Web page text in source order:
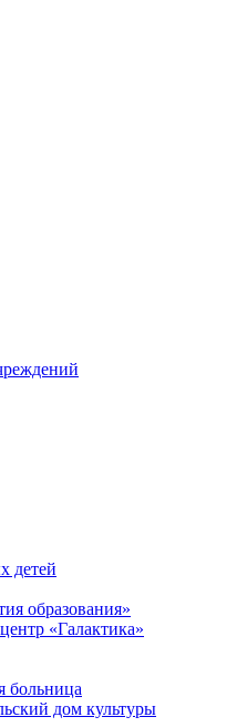
детей
образования»
«Галактика»
больница
дом культуры